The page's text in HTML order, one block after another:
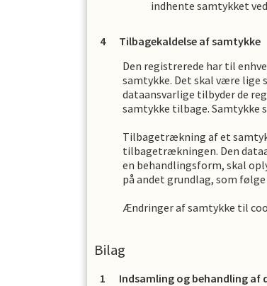
indhente samtykket
Tilbagekaldelse af samtykke
Den registrerede har til
samtykke. Det skal være lige
dataansvarlige tilbyder de
samtykke tilbage. Samtykke
Tilbagetrækning af et
tilbagetrækningen. Den
en behandlingsform, skal
på andet grundlag, som
Ændringer af samtykke til
Bilag
Indsamling og behandling af